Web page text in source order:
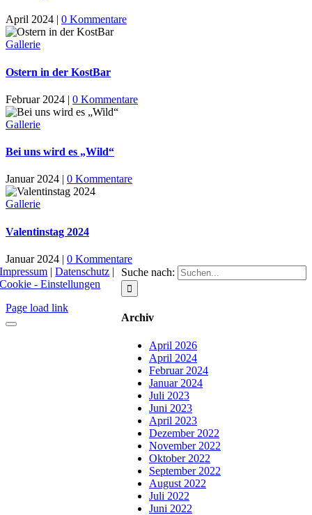
April 2024 | 0 Kommentare
Gallerie
Ostern in der KostBar
Februar 2024 | 0 Kommentare
Gallerie
Bei uns wird es „Wild“
Januar 2024 0 Kommentare
Gallerie
Valentinstag 2024
Januar 2024 | 0 Kommentare
Suche nach:
Archiv
April 2026
April 2024
Februar 2024
Januar 2024
Juli 2023
Juni 2023
April 2023
Dezember 2022
November 2022
Oktober 2022
September 2022
August 2022
Juli 2022
Juni 2022
Impressum |Datenschutz |
Cookie - Einstellungen
Page load link